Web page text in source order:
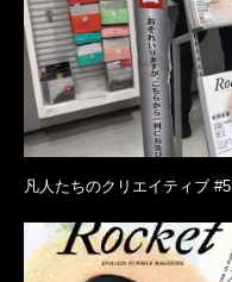
凡人たちのクリエイティブ #5